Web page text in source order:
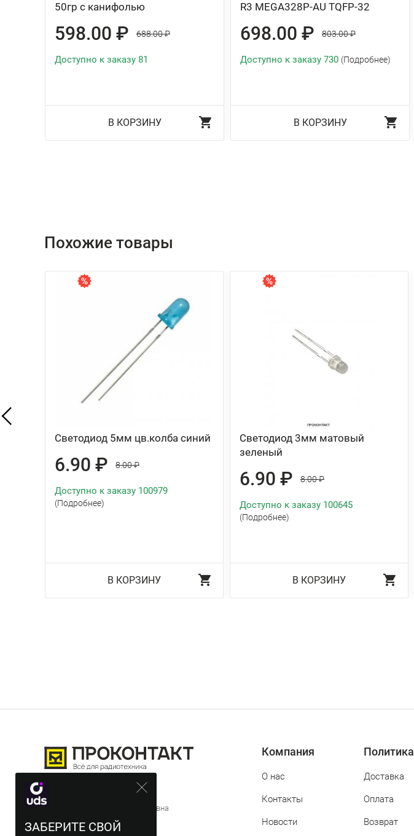
50гр с канифолью
598.00 ₽ 688.00 ₽
Доступно к заказу 81
В КОРЗИНУ
R3 MEGA328P-AU TQFP-32
698.00 ₽ 803.00 ₽
Доступно к заказу 730 (Подробнее)
В КОРЗИНУ
Похожие товары
Светодиод 5мм цв.колба синий
6.90 ₽ 8.00 ₽
Доступно к заказу 100979
(Подробнее)
В КОРЗИНУ
Светодиод 3мм матовый
зеленый
6.90 ₽ 8.00 ₽
Доступно к заказу 100645
(Подробнее)
В КОРЗИНУ
ИП Истомина Татьяна Евгеньевна
ИНН 744719311543
Компания
О нас
Контакты
Новости
Политика
Доставка
Оплата
Возврат
ЗАБЕРИТЕ СВОЙ